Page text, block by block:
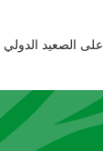
على الصعيد الدولي